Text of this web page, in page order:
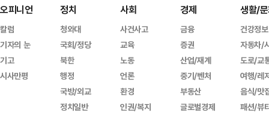
오피니언
칼럼
기자의 눈
기고
시사만평
정치
청와대
국회/정당
북한
행정
국방/외교
정치일반
사회
사건사고
교육
노동
언론
환경
인권/복지
경제
금융
증권
산업/재계
중기/벤처
부동산
글로벌경제
생활/
건강정보
자동차/
도로/교
여행/레
음식/맛
패션/뷰